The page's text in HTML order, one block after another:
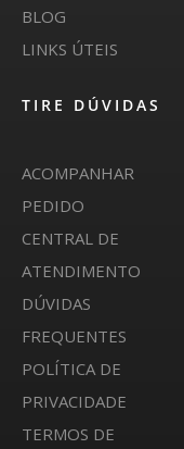
BLOG
LINKS ÚTEIS
TIRE DÚVIDAS
ACOMPANHAR
PEDIDO
CENTRAL DE
ATENDIMENTO
DÚVIDAS
FREQUENTES
POLÍTICA DE
PRIVACIDADE
TERMOS DE